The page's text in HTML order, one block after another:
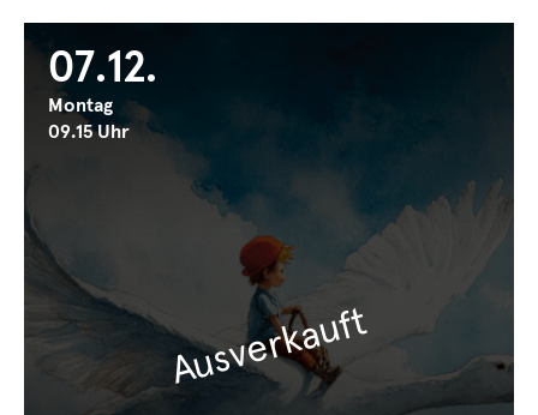
07.12.
Montag
09.15 Uhr
Ausverkauft